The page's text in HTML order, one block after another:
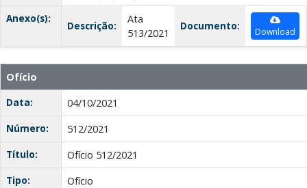
Anexo(s):
Descrição:
Ata
513/2021
Documento: Download
Ofício
Data:
04/10/2021
Número:
512/2021
Título:
Ofício 512/2021
Tipo:
Ofício